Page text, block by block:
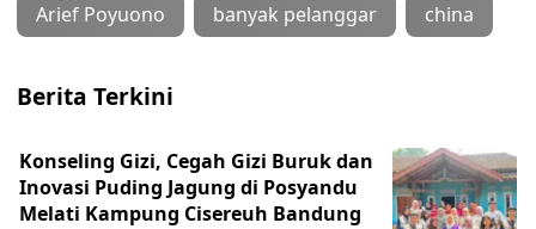
Arief Poyuono banyak pelanggar china
Berita Terkini
Konseling Gizi, Cegah Gizi Buruk dan
Inovasi Puding Jagung di Posyandu
Melati Kampung Cisereuh Bandung